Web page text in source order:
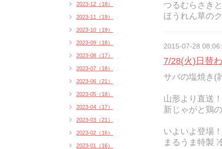
つるむらさき
ほうれん草の
2015-07-28
7/28(火)日替
サバの塩焼き(
山形より直送！
新じゃがと鶏
いよいよ登場！
まるうま特製
2023-12（18）
2023-11（19）
2023-10（19）
2023-09（18）
2023-08（17）
2023-07（18）
2023-06（21）
2023-05（18）
2023-04（17）
2023-03（21）
2023-02（16）
2023-01（16）